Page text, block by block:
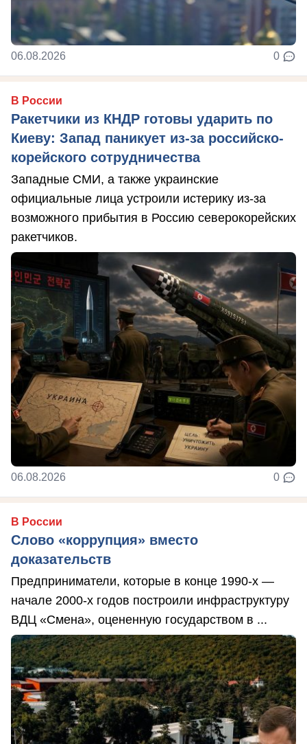
06.08.2026 0
В России
Ракетчики из КНДР готовы ударить по
Киеву: Запад паникует из-за российско-
корейского сотрудничества
Западные СМИ, а также украинские
официальные лица устроили истерику из-за
возможного прибытия в Россию северокорейских
ракетчиков.
06.08.2026 0
В России
Слово «коррупция» вместо
доказательств
Предприниматели, которые в конце 1990-х —
начале 2000-х годов построили инфраструктуру
ВДЦ «Смена», оцененную государством в ...